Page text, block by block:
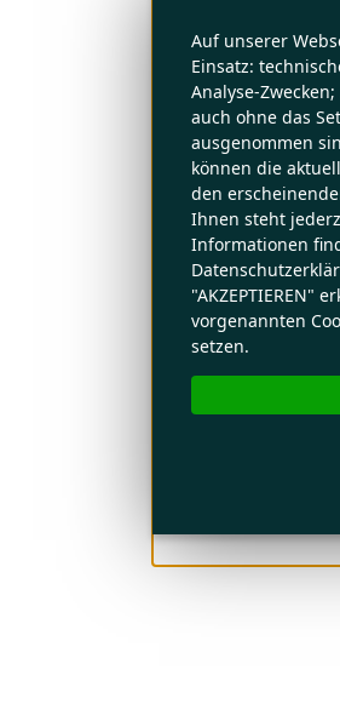
Auf unserer
Einsatz:
Analyse-
auch ohne das
ausgenommen
können die
den
Ihnen steht
Informationen
"AKZEPTIEREN"
vorgenannten
setzen.